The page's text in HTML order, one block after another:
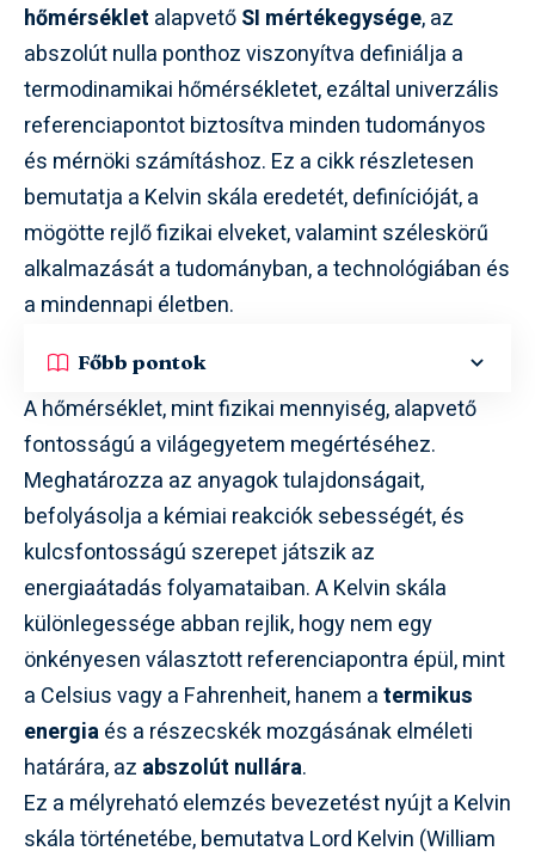
hőmérséklet alapvetőSI mértékegysége, az
abszolút nulla ponthoz viszonyítva definiálja a
termodinamikai hőmérsékletet, ezáltal univerzális
referenciapontot biztosítva minden tudományos
és mérnöki számításhoz. Ez a cikk részletesen
bemutatja a Kelvin skála eredetét, definícióját, a
mögötte rejlő fizikai elveket, valamint széleskörű
alkalmazását a tudományban, a technológiában és
a mindennapi életben.
Főbb pontok
A hőmérséklet, mint fizikai mennyiség, alapvető
fontosságú a világegyetem megértéséhez.
Meghatározza az anyagok tulajdonságait,
befolyásolja a kémiai reakciók sebességét, és
kulcsfontosságú szerepet játszik az
energiaátadás folyamataiban. A Kelvin skála
különlegessége abban rejlik, hogy nem egy
önkényesen választott referenciapontra épül, mint
a Celsius vagy a Fahrenheit, hanem atermikus
energiaés a részecskék mozgásának elméleti
határára, az abszolút nullára.
Ez a mélyreható elemzés bevezetést nyújt a Kelvin
skála történetébe, bemutatva Lord Kelvin (William